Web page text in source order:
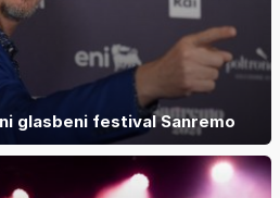
glasbeni festival Sanremo